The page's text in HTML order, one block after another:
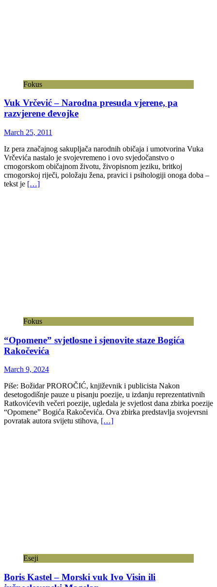
Fokus
Vuk Vrčević – Narodna presuda vjerene, pa
razvjerene đevojke
March 25, 2011
Iz pera značajnog sakupljača narodnih običaja i umotvorina Vuka
Vrčevića nastalo je svojevremeno i ovo svjedočanstvo o
crnogorskom običajnom životu, živopisnom jeziku, britkoj
crnogorskoj riječi, položaju žena, pravici i psihologiji onoga doba –
tekst je […]
Fokus
“Opomene” svjetlosne i sjenovite staze Bogića
Rakočevića
March 9, 2024
Piše: Božidar PROROČIĆ, književnik i publicista Nakon
desetogodišnje pauze u pisanju poezije, u izdanju reprezentativnih
Ratkovićevih večeri poezije, ugledala je svjetlost dana zbirka poezije
“Opomene” Bogića Rakočevića. Ova zbirka predstavlja svojevrsni
povratak autora svijetu stihova, […]
Eseji
Boris Kastel – Morski vuk Ivo Visin ili